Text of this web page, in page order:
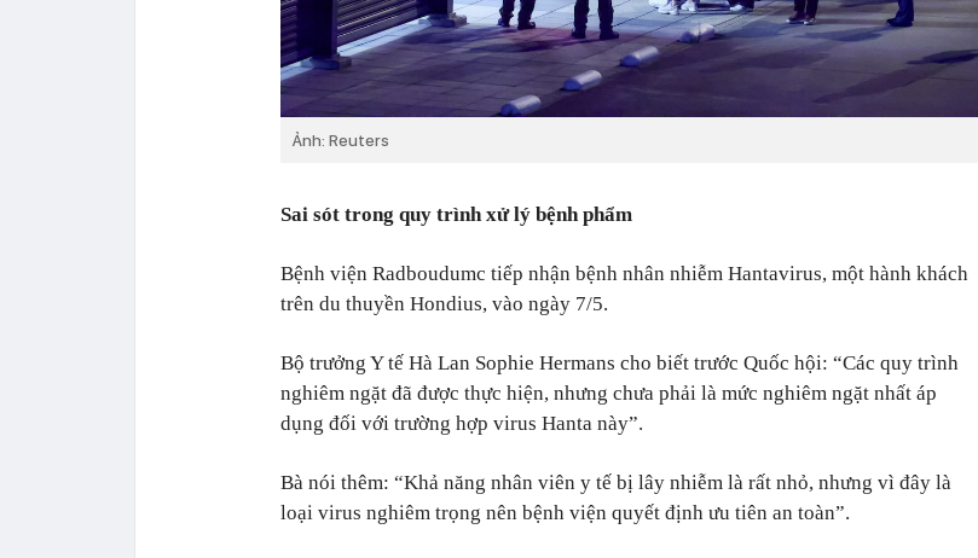
Ảnh: Reuters
Sai sót trong quy trình xử lý bệnh phẩm
Bệnh viện Radboudumc tiếp nhận bệnh nhân nhiễm Hantavirus, một hành khách
trên du thuyền Hondius, vào ngày 7/5.
Bộ trưởng Y tế Hà Lan Sophie Hermans cho biết trước Quốc hội: “Các quy trình
nghiêm ngặt đã được thực hiện, nhưng chưa phải là mức nghiêm ngặt nhất áp
dụng đối với trường hợp virus Hanta này”.
Bà nói thêm: “Khả năng nhân viên y tế bị lây nhiễm là rất nhỏ, nhưng vì đây là
loại virus nghiêm trọng nên bệnh viện quyết định ưu tiên an toàn”.